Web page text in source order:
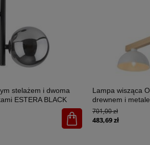
stelażem i dwoma
ESTERA BLACK
Lampa wisząca
drewnem i
4712
701,00 zł
483,69 zł